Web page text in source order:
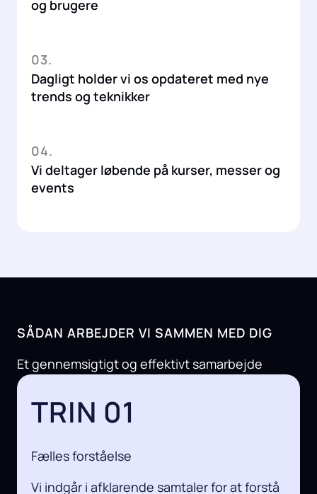
og brugere
03.
Dagligt holder vi os opdateret med nye
trends og teknikker
04.
Vi deltager løbende på kurser, messer og
events
SÅDAN ARBEJDER VI SAMMEN MED DIG
Et gennemsigtigt og effektivt samarbejde
TRIN 01
Fælles forståelse
Vi indgår i afklarende samtaler for at forstå